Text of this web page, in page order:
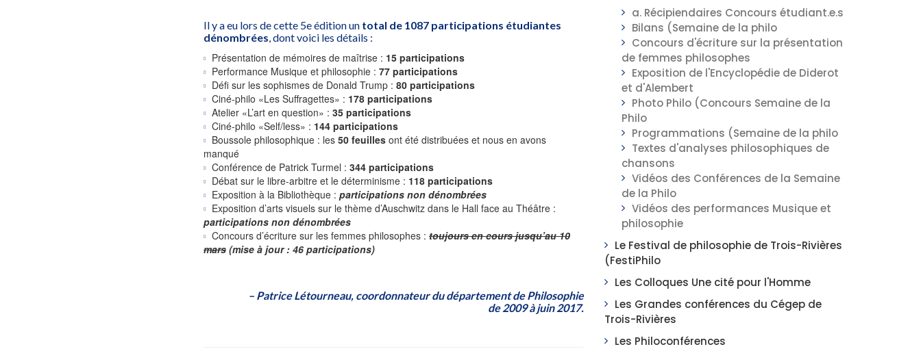
Il y a eu lors de cette 5e édition un total de 1087 participations étudiantes
dénombrées, dont voici les détails :
Présentation de mémoires de maîtrise : 15 participations
Performance Musique et philosophie : 77 participations
Défi sur les sophismes de Donald Trump : 80 participations
Ciné-philo «Les Suffragettes» : 178 participations
Atelier «L’art en question» : 35 participations
Ciné-philo «Self/less» : 144 participations
Boussole philosophique : les 50 feuilles ont été distribuées et nous en avons
manqué
Conférence de Patrick Turmel : 344 participations
Débat sur le libre-arbitre et le déterminisme : 118 participations
Exposition à la Bibliothèque : participations non dénombrées
Exposition d’arts visuels sur le thème d’Auschwitz dans le Hall face au Théâtre :
participations non dénombrées
Concours d’écriture sur les femmes philosophes : toujours en cours jusqu’au 10
mars (mise à jour : 46 participations)
– Patrice Létourneau, coordonnateur du département de Philosophie
de 2009 à juin 2017.
a. Récipiendaires Concours étudiant.e.s
Bilans (Semaine de la philo
Concours d'écriture sur la présentation
de femmes philosophes
Exposition de l'Encyclopédie de Diderot
et d'Alembert
Photo Philo (Concours Semaine de la
Philo
Programmations (Semaine de la philo
Textes d'analyses philosophiques de
chansons
Vidéos des Conférences de la Semaine
de la Philo
Vidéos des performances Musique et
philosophie
Le Festival de philosophie de Trois-Rivières
(FestiPhilo
Les Colloques Une cité pour l'Homme
Les Grandes conférences du Cégep de
Trois-Rivières
Les Philoconférences